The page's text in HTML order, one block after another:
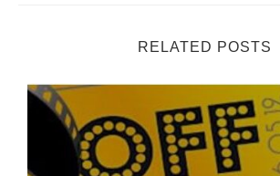
RELATED POSTS